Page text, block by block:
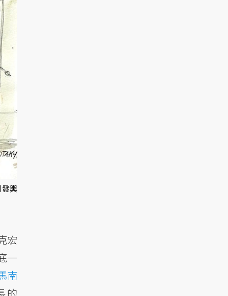
輿
宏
一
南
的